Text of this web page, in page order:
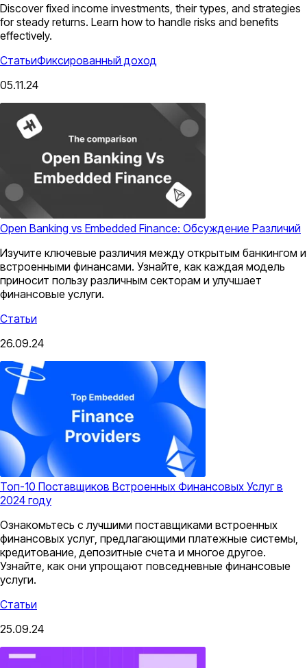
Discover fixed income investments, their types, and strategies
for steady returns. Learn how to handle risks and benefits
effectively.
СтатьиФиксированный доход
05.11.24
Open Banking vs Embedded Finance: Обсуждение Различий
Изучите ключевые различия между открытым банкингом и
встроенными финансами. Узнайте, как каждая модель
приносит пользу различным секторам и улучшает
финансовые услуги.
Статьи
26.09.24
Топ-10 Поставщиков Встроенных Финансовых Услуг в
2024 году
Ознакомьтесь с лучшими поставщиками встроенных
финансовых услуг, предлагающими платежные системы,
кредитование, депозитные счета и многое другое.
Узнайте, как они упрощают повседневные финансовые
услуги.
Статьи
25.09.24